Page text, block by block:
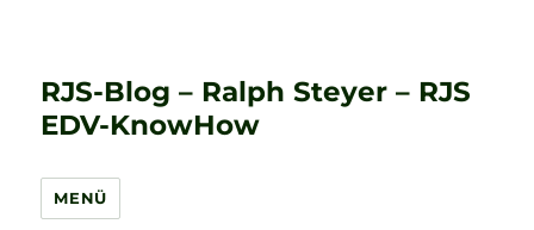
RJS-Blog – Ralph Steyer – RJS
EDV-KnowHow
MENÜ